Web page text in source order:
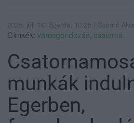
2025. júl. 16. Szerda, 10:25 | Csarnó
Címkék: városgondozás, csatorna
munkák
Egerben,